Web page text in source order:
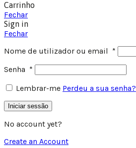
Carrinho
Fechar
Sign in
Fechar
Nome de utilizador ou email *
Senha *
Lembrar-me Perdeu a sua senha?
Iniciar sessão
No account yet?
Create an Account